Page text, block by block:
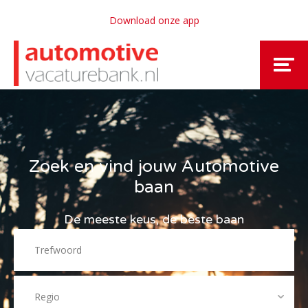
Download onze app
Zoek en vind jouw Automotive
baan
De meeste keus, de beste baan